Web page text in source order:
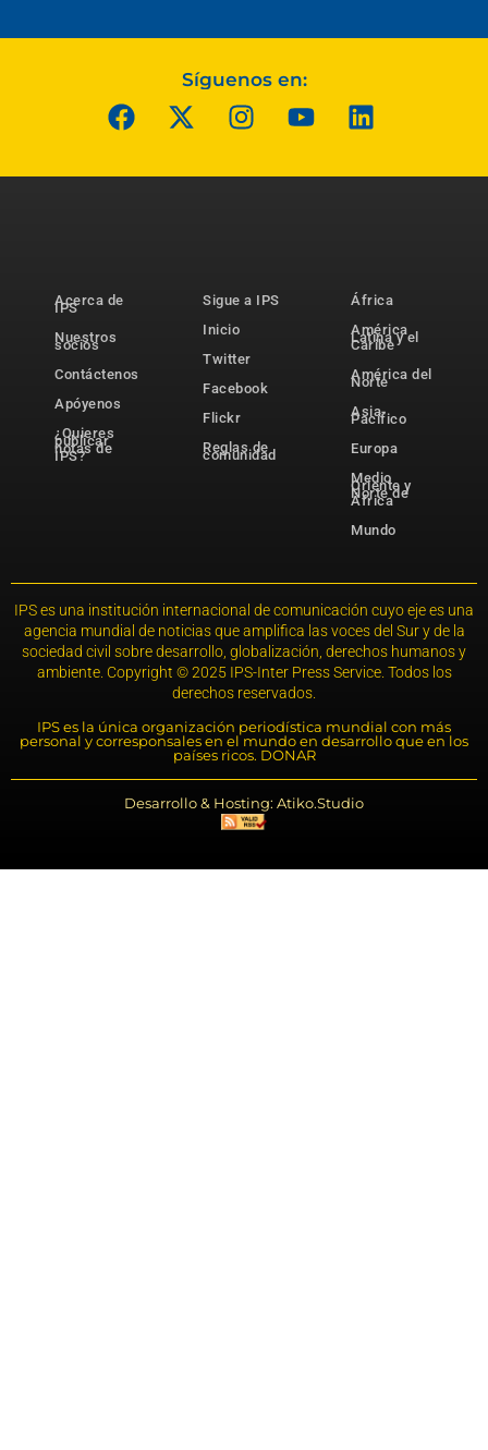
Síguenos en:
Acerca de
IPS
Nuestros
socios
Contáctenos
Apóyenos
¿Quieres
publicar
notas de
IPS?
Sigue a IPS
Inicio
Twitter
Facebook
Flickr
Reglas de
comunidad
África
América
Latina y el
Caribe
América del
Norte
Asia-
Pacífico
Europa
Medio
Oriente y
Norte de
África
Mundo
IPS es una institución internacional de comunicación cuyo eje es una
agencia mundial de noticias que amplifica las voces del Sur y de la
sociedad civil sobre desarrollo, globalización, derechos humanos y
ambiente. Copyright © 2025 IPS-Inter Press Service. Todos los
derechos reservados.
IPS es la única organización periodística mundial con más
personal y corresponsales en el mundo en desarrollo que en los
países ricos. DONAR
Desarrollo & Hosting: Atiko.Studio